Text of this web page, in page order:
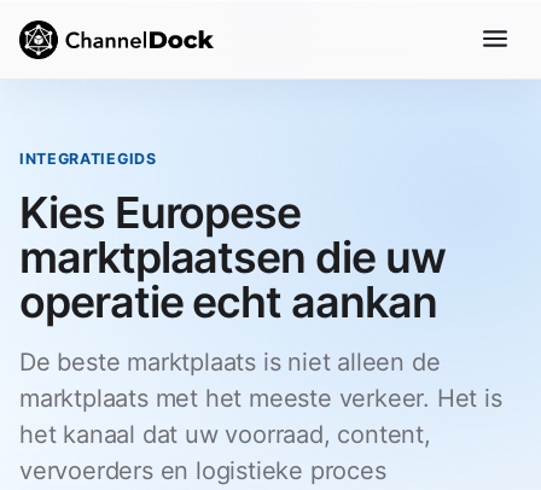
INTEGRATIEGIDS
Kies Europese
marktplaatsen die uw
operatie echt aankan
De beste marktplaats is niet alleen de
marktplaats met het meeste verkeer. Het is
het kanaal dat uw voorraad, content,
vervoerders en logistieke proces